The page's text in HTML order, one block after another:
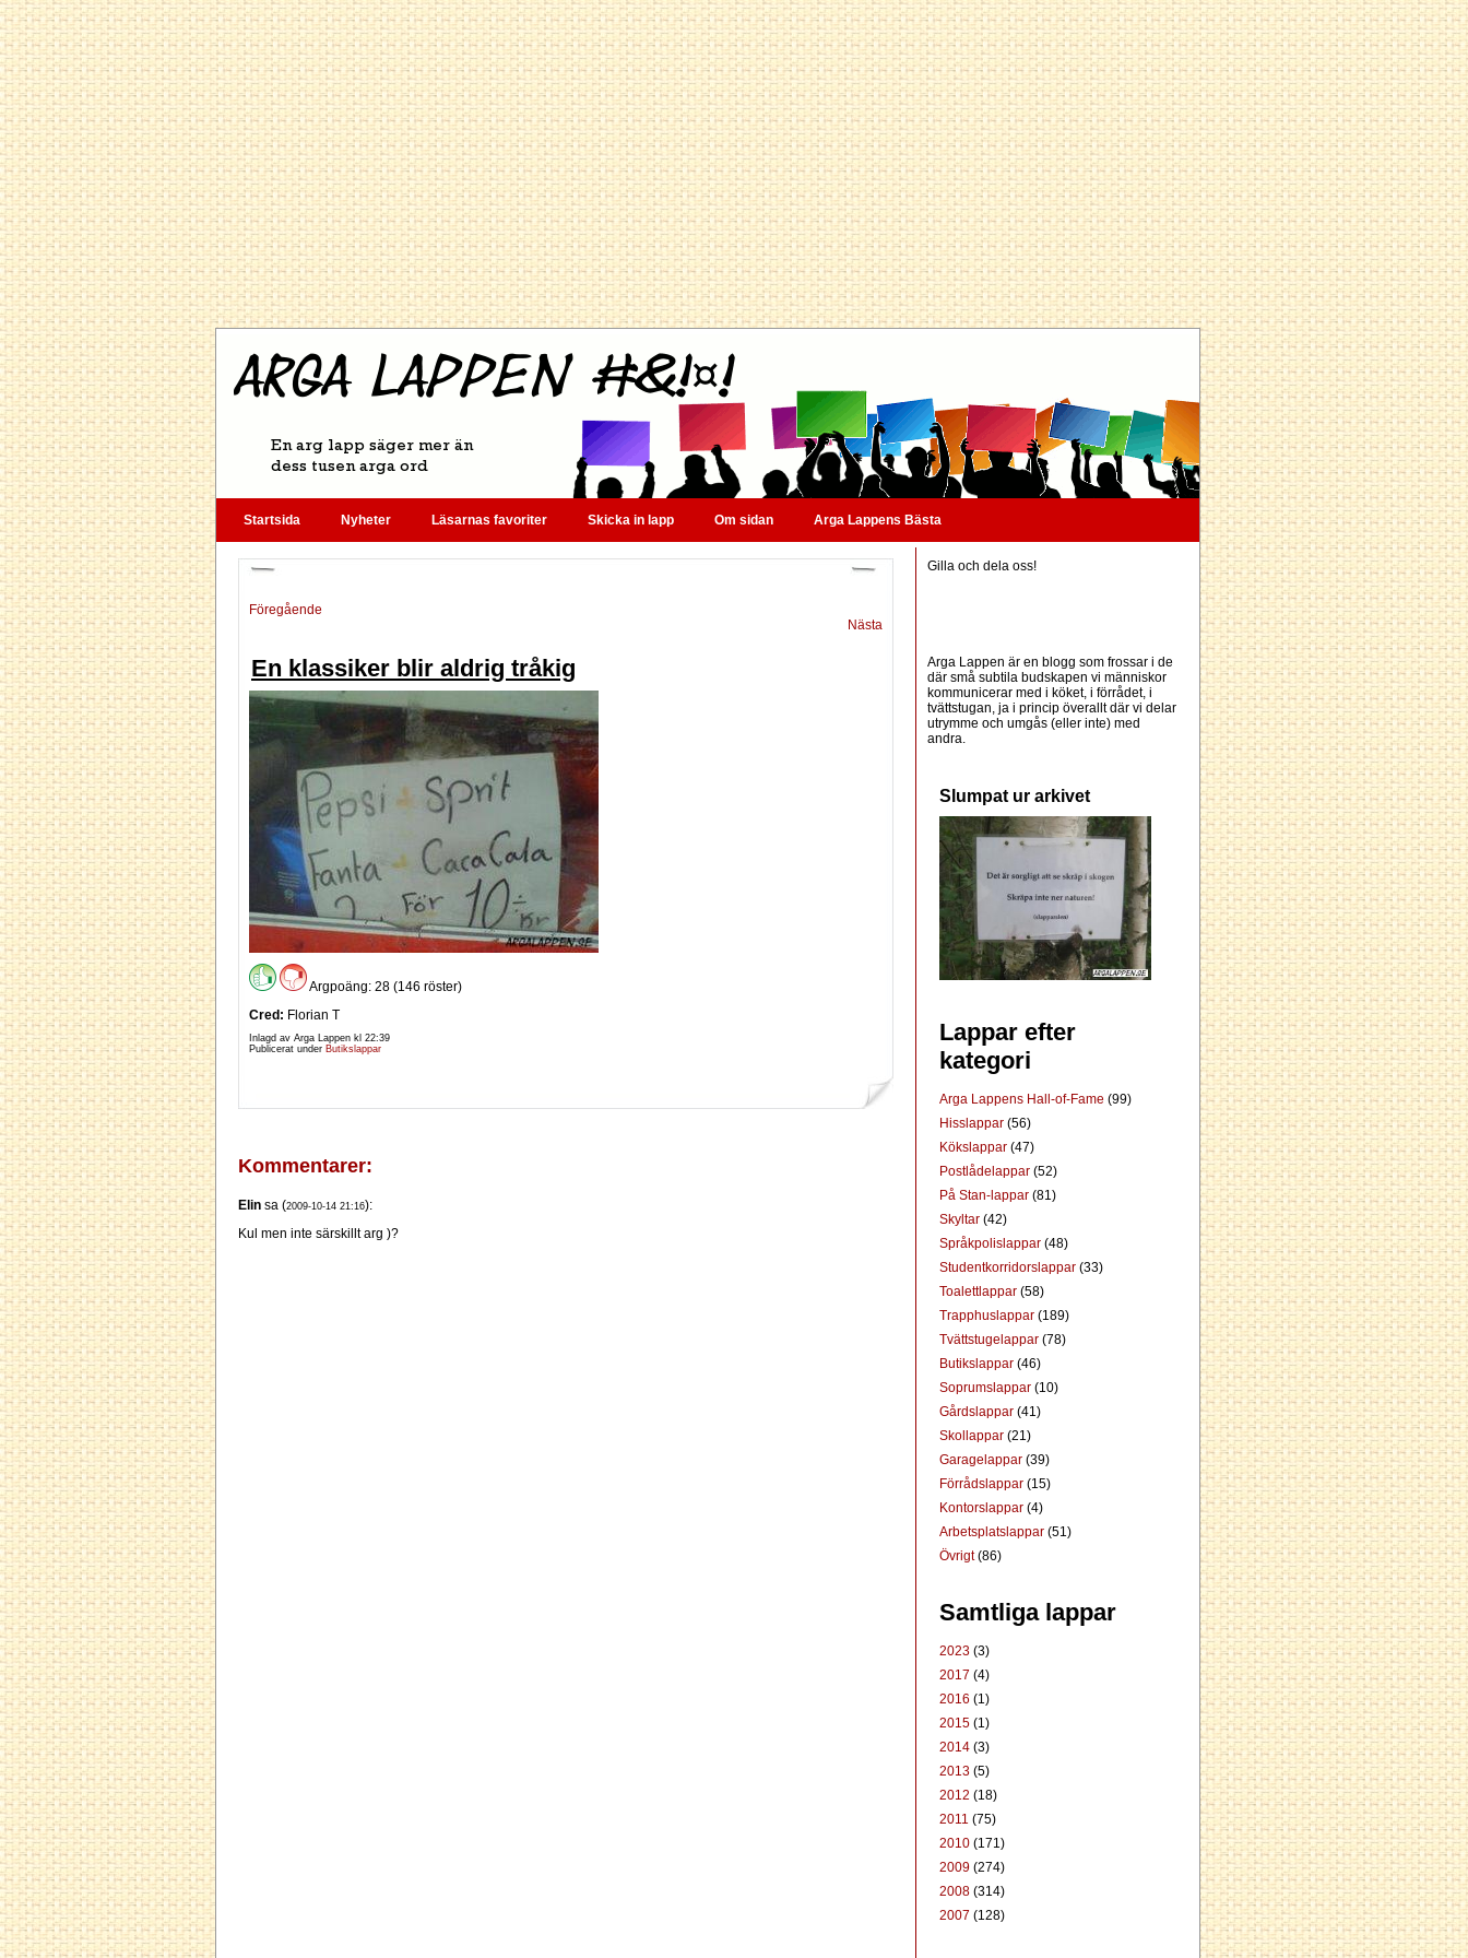
Startsida Nyheter Läsarnas favoriter Skicka in lapp Om sidan Arga Lappens Bästa
Föregående
Nästa
En klassiker blir aldrig tråkig
Argpoäng: 28 (146 röster)
Cred: Florian T
Inlagd av Arga Lappen kl 22:39
Publicerat under Butikslappar
Kommentarer:
Elin sa (2009-10-14 21:16):
Kul men inte särskillt arg )?
Gilla och dela oss!
Arga Lappen är en blogg som frossar i de
där små subtila budskapen vi människor
kommunicerar med i köket, i förrådet, i
tvättstugan, ja i princip överallt där vi delar
utrymme och umgås (eller inte) med
andra.
Slumpat ur arkivet
Lappar efter
kategori
Arga Lappens Hall-of-Fame (99)
Hisslappar (56)
Kökslappar (47)
Postlådelappar (52)
På Stan-lappar (81)
Skyltar (42)
Språkpolislappar (48)
Studentkorridorslappar (33)
Toalettlappar (58)
Trapphuslappar (189)
Tvättstugelappar (78)
Butikslappar (46)
Soprumslappar (10)
Gårdslappar (41)
Skollappar (21)
Garagelappar (39)
Förrådslappar (15)
Kontorslappar (4)
Arbetsplatslappar (51)
Övrigt(86)
Samtliga lappar
2023 (3)
2017 (4)
2016 (1)
2015 (1)
2014 (3)
2013 (5)
2012 (18)
2011 (75)
2010 (171)
2009 (274)
2008 (314)
2007 (128)